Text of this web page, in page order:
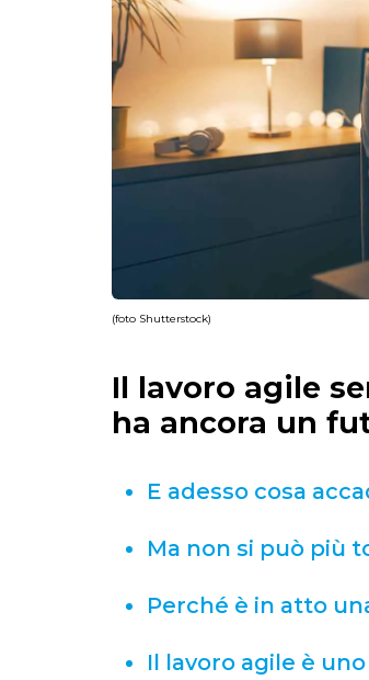
(foto Shutterstock)
Il lavoro agile
ha ancora un
E adesso cosa
Ma non si può più
Perché è in atto
Il lavoro agile è